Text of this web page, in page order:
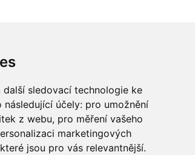
sledovací technologie ke
účely: pro umožnění
z webu, pro měření vašeho
marketingových
jsou pro vás relevantnější.